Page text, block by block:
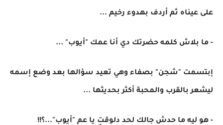
على عيناه ثم أردف بهدوء رخيم ...
- ما بلاش كلمه حضرتك دي أنا عمك "أيوب" ...
إبتسمت "شجن" بصفاء وهي تعيد سؤالها بعد وضع إسمه
ليشعر بالقرب والمحبة أكثر بحديثها ...
- هو ليه ما حدش جالك لحد دلوقتِ يا عم "أيوب"...؟!!